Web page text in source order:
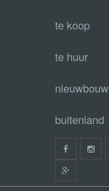
te koop
te huur
nieuwbouw
buitenland